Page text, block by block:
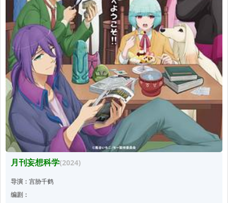
月刊妄想科学(2024)
导演： 宫胁千鹤
编剧：